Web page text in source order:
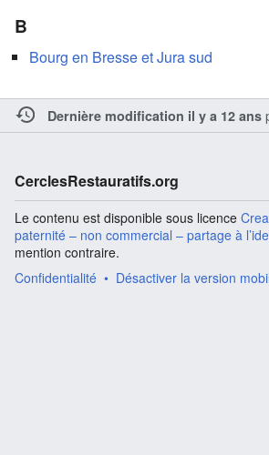
B
Bourg en Bresse et Jura sud
Dernière modification il y a 12 ans
CerclesRestauratifs.org
Le contenu est disponible sous licence
paternité – non commercial – partage à
mention contraire.
Confidentialité
Désactiver la version